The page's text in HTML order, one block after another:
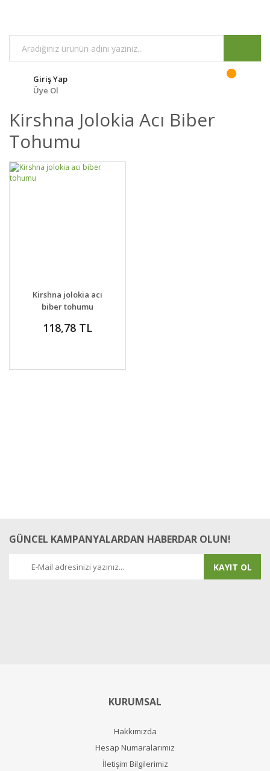
Giriş Yap
Üye Ol
Kirshna Jolokia Acı Biber
Tohumu
DETAYLAR SEPETE EKLE
Kirshna jolokia acı
biber tohumu
118,78 TL
GÜNCEL KAMPANYALARDAN HABERDAR OLUN!
KAYIT OL
KURUMSAL
Hakkımızda
Hesap Numaralarımız
İletişim Bilgilerimiz